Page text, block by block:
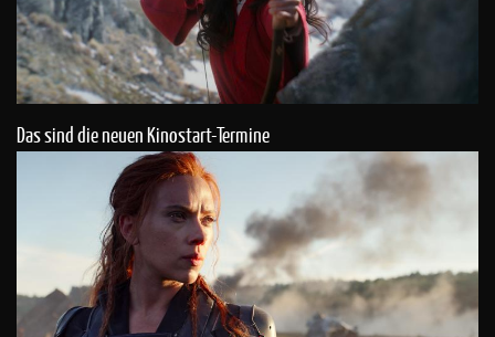
Das sind die neuen Kinostart-Termine